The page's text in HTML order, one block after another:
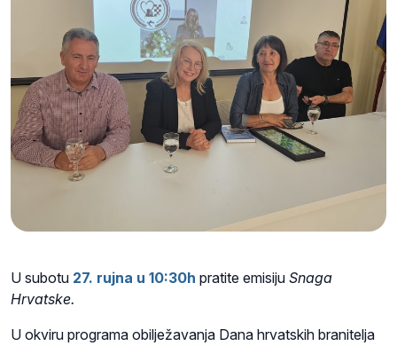
U subotu 27. rujna u 10:30h pratite emisiju Snaga
Hrvatske.
U okviru programa obilježavanja Dana hrvatskih branitelja